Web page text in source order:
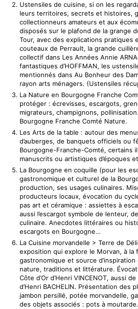
⁠Ustensiles de cuisine, si on les
leurs territoires, secrets et histoires,
collectionneurs amateurs et aux
disposés sur le plafond de la grange
Tour, avec des explications pratiques
couteaux de Perrault, la grande
collectif dans Les Années Annie
fantastiques d’HOFFMAN, les
mentionnés dans Au Bonheur des
rayon arts ménagers. (Ustensiles
⁠La Nature en Bourgogne Franche
protéger : écrevisses, escargots,
migrateurs, champignons,
Bourgogne Franche Comté Nature.
⁠Les Arts de la table : autour des
d’auberges, de banquets officiels ou
Bourgogne-Franche-Comté, certains
manuscrits ou artistiques d’époques
La Bourgogne en coquille (pour les
gastronomique et culturel de la
production, ses usages culinaires.
producteurs locaux, évocation du
pas art et céramique : assiettes à
aussi l’escargot symbole de lenteur,
culinaire. Anecdotes littéraires ou
escargots en Bourgogne…
⁠La Cuisine morvandelle > Terre de
exposition qui explore le Morvan, à la
gastronomique et source
nature, traditions et littérature.
Côte d’Or d’Henri VINCENOT, aussi
d’Henri BACHELIN. Présentation des
jambon persillé, potée morvandelle,
des objets associés : pots à